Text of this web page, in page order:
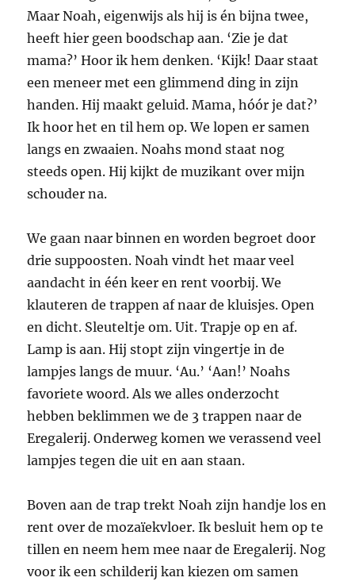
Maar Noah, eigenwijs als hij is én bijna twee,
heeft hier geen boodschap aan. ‘Zie je dat
mama?’ Hoor ik hem denken. ‘Kijk! Daar staat
een meneer met een glimmend ding in zijn
handen. Hij maakt geluid. Mama, hóór je dat?’
Ik hoor het en til hem op. We lopen er samen
langs en zwaaien. Noahs mond staat nog
steeds open. Hij kijkt de muzikant over mijn
schouder na.
We gaan naar binnen en worden begroet door
drie suppoosten. Noah vindt het maar veel
aandacht in één keer en rent voorbij. We
klauteren de trappen af naar de kluisjes. Open
en dicht. Sleuteltje om. Uit. Trapje op en af.
Lamp is aan. Hij stopt zijn vingertje in de
lampjes langs de muur. ‘Au.’ ‘Aan!’ Noahs
favoriete woord. Als we alles onderzocht
hebben beklimmen we de 3 trappen naar de
Eregalerij. Onderweg komen we verassend veel
lampjes tegen die uit en aan staan.
Boven aan de trap trekt Noah zijn handje los en
rent over de mozaïekvloer. Ik besluit hem op te
tillen en neem hem mee naar de Eregalerij. Nog
voor ik een schilderij kan kiezen om samen